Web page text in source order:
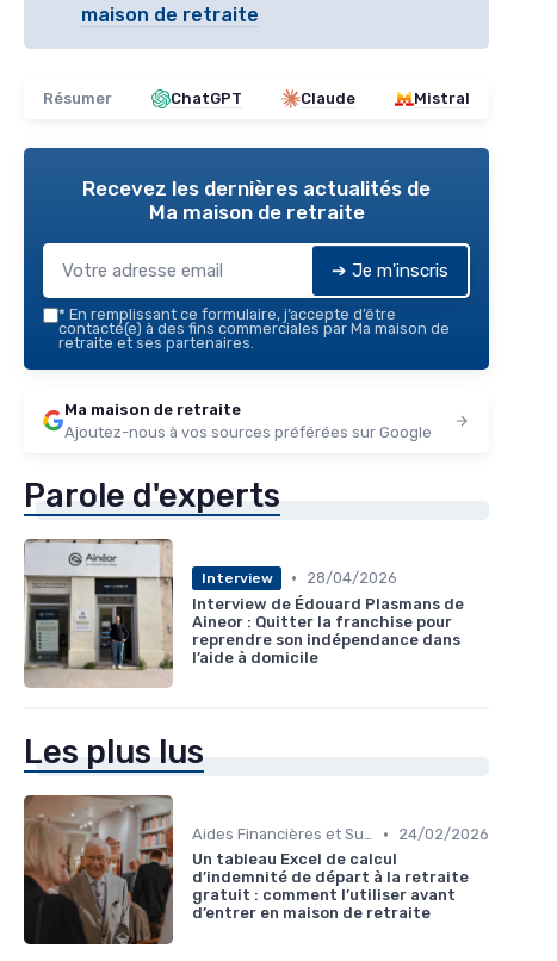
maison de retraite
Résumer ChatGPT Claude Mistral
Recevez les dernières actualités de
Ma maison de retraite
➔ Je m'inscris
* En remplissant ce formulaire, j’accepte d’être
contacté(e) à des fins commerciales par Ma maison de
retraite et ses partenaires.
Ma maison de retraite
Ajoutez-nous à vos sources préférées sur Google
Parole d'experts
Interview •
28/04/2026
Interview de Édouard Plasmans de
Aineor : Quitter la franchise pour
reprendre son indépendance dans
l’aide à domicile
Les plus lus
Aides Financières et Subventions •
24/02/2026
Un tableau Excel de calcul
d’indemnité de départ à la retraite
gratuit : comment l’utiliser avant
d’entrer en maison de retraite